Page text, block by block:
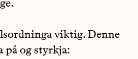
viktig. Denne
på og styrkja: